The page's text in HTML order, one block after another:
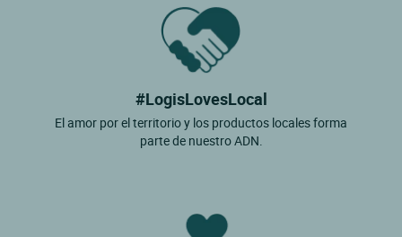
#LogisLovesLocal
El amor por el territorio y los productos locales forma
parte de nuestro ADN.